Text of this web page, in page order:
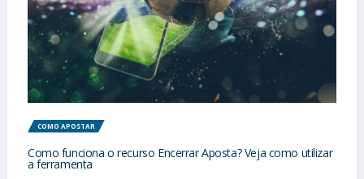
COMO APOSTAR
Como funciona o recurso Encerrar Aposta? Veja como utilizar
a ferramenta